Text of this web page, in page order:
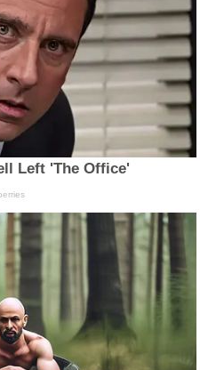
Left 'The Office'